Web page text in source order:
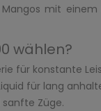
mit
wählen?
für konstante
für lang
Züge.